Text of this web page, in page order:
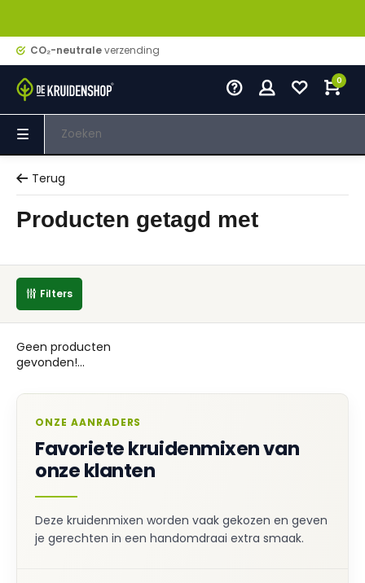
CO₂-neutraleverzending
0
Terug
Producten getagd met
Filters
Geen producten
gevonden!...
ONZE AANRADERS
Favoriete kruidenmixen van
onze klanten
Deze kruidenmixen worden vaak gekozen en geven
je gerechten in een handomdraai extra smaak.